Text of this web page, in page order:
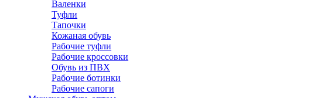
Валенки
Туфли
Тапочки
Кожаная обувь
Рабочие туфли
Рабочие кроссовки
Обувь из ПВХ
Рабочие ботинки
Рабочие сапоги